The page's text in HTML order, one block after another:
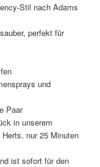
Stil nach Adams
perfekt für
und
Paar
in unserem
nur 25 Minuten
ist sofort für den